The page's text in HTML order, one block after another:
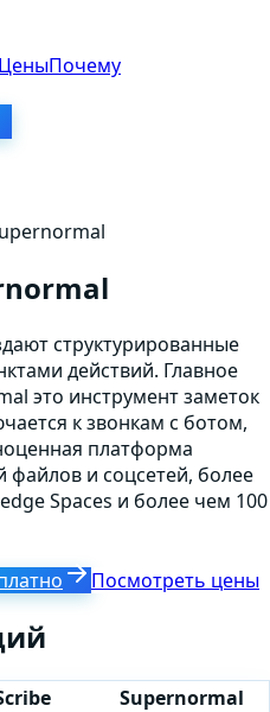
ЦеныПочему
структурированные
действий. Главное
это инструмент заметок
к звонкам с ботом,
платформа
файлов и соцсетей, более
Spaces и более чем 100
Посмотреть цены
Supernormal